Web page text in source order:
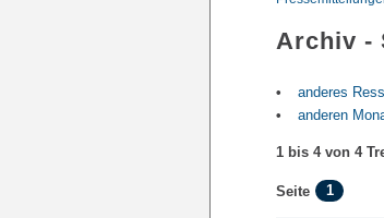
Archiv -
anderes
anderen
1 bis 4 von 4
Seite 1